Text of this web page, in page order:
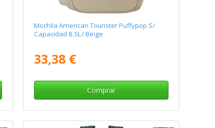
Mochila American Tourister Puffypop S/
Capacidad 8.5L/ Beige
33,38 €
Comprar